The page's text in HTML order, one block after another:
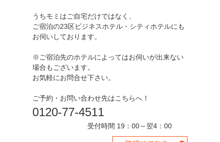
うちモミはご自宅だけではなく、
ご宿泊の23区ビジネスホテル・シティホテルにも
お伺いしております。
※ご宿泊先のホテルによってはお伺いが出来ない
場合もございます。
お気軽にお問合せ下さい。
ご予約・お問い合わせ先はこちらへ！
0120-77-4511
受付時間 19：00～翌4：00